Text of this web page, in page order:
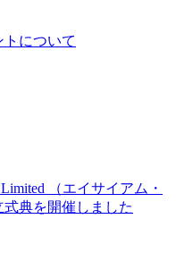
トについて
（エイサイアム・
典を開催しました